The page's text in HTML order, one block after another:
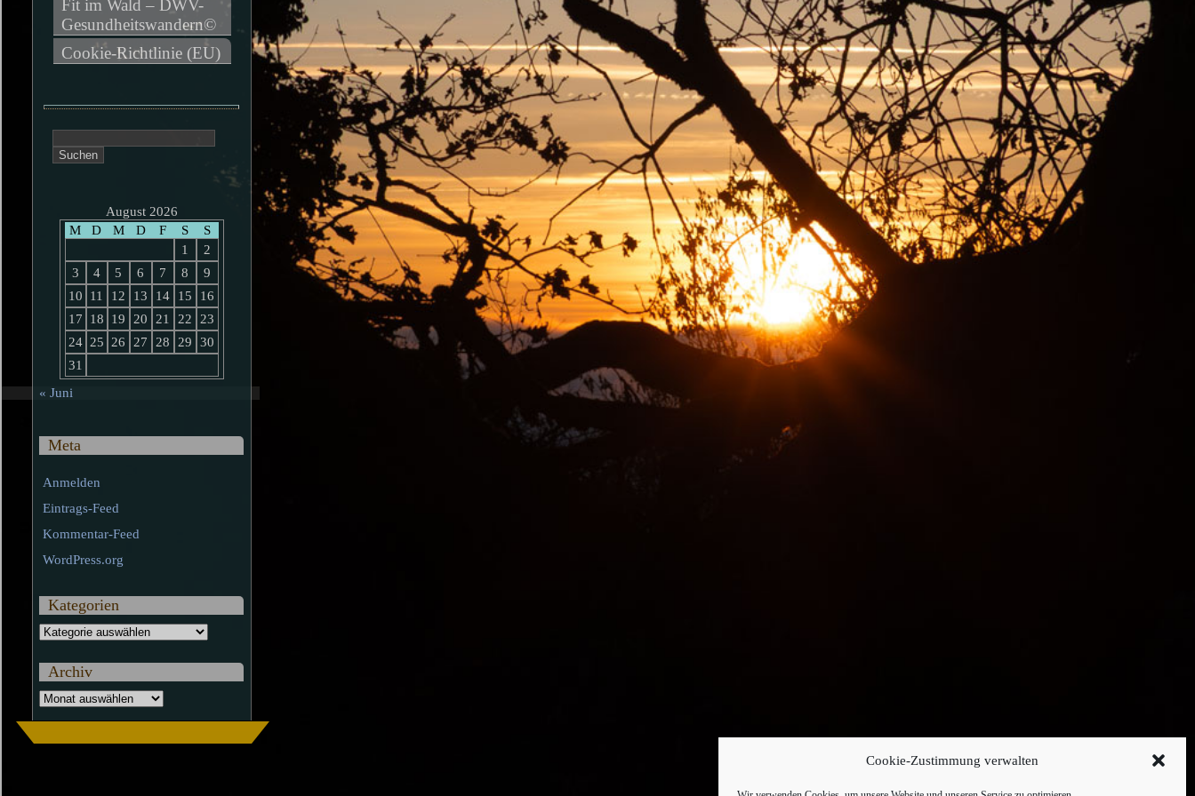
Cookie-Zustimmung verwalten
Fit im Wald – DWV-
Gesundheitswandern©
Cookie-Richtlinie (EU)
nach:
August 2026
M
D M D F S
S
1
2
3
4 5 6 7 8
9
10
11 12 13 14 15
16
17
18 19 20 21 22
23
24 25 26 27 28 29
30
31
« Juni
Meta
Anmelden
Eintrags-Feed
Kommentar-Feed
WordPress.org
Kategorien
Kategorien
Archiv
Archiv